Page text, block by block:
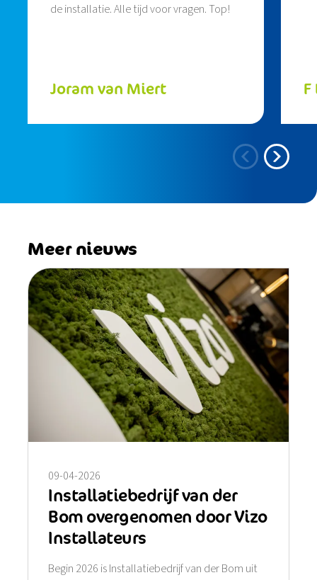
de installatie. Alle tijd voor vragen. Top!
Joram van Miert F
Meer nieuws
09-04-2026
Installatiebedrijf van der
Bom overgenomen door Vizo
Installateurs
Begin 2026 is Installatiebedrijf van der Bom uit